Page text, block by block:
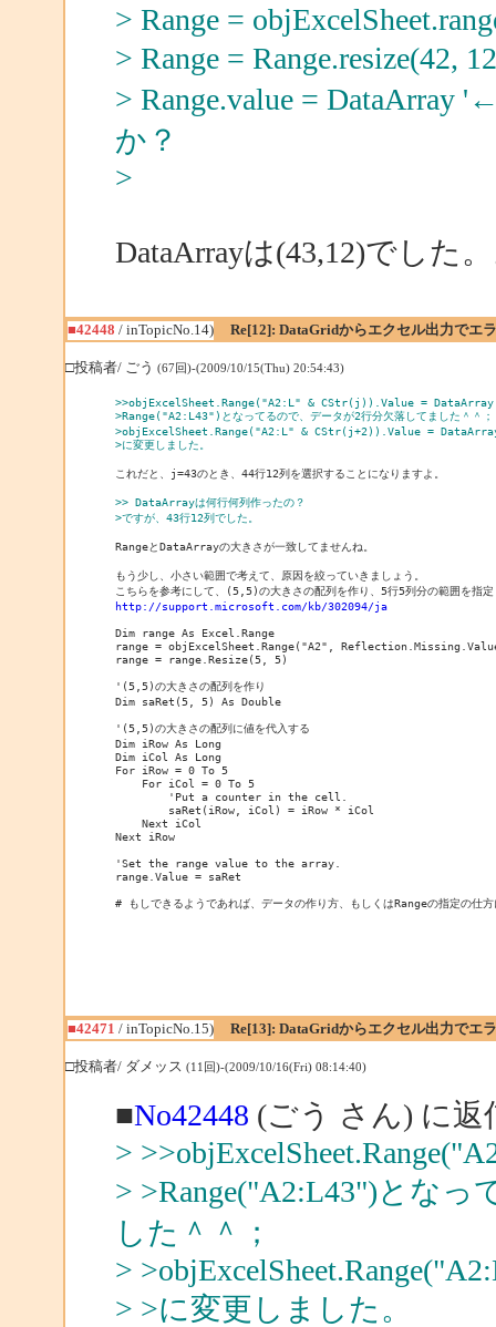
> Range =
> Range = Range.resize(42,
> Range.value = DataArray
か？
>
DataArrayは(43,12)でした
■42448 / inTopicNo.14) Re[12]: DataGridからエクセル出力でエ
□投稿者/ ごう (67回)-(2009/10/15(Thu) 20:54:43)
>>objExcelSheet.Range("A2:L" & CStr(j)).Value = DataArray
>Range("A2:L43")となってるので、データが2行分欠落してました＾＾；
>objExcelSheet.Range("A2:L" & CStr(j+2)).Value =
>に変更しました。
これだと、j=43のとき、44行12列を選択することになりますよ。
>> DataArrayは何行何列作ったの？
>ですが、43行12列でした。
RangeとDataArrayの大きさが一致してませんね。
もう少し、小さい範囲で考えて、原因を絞っていきましょう。
http://support.microsoft.com/kb/302094/ja
Dim range As Excel.Range
range = objExcelSheet.Range("A2",
range = range.Resize(5, 5)
'(5,5)の大きさの配列を作り
Dim saRet(5, 5) As Double
'(5,5)の大きさの配列に値を代入する
Dim iRow As Long
Dim iCol As Long
For iRow = 0 To 5
    For iCol = 0 To 5
        'Put a counter in the cell.
        saRet(iRow, iCol) = iRow * iCol
    Next iCol
Next iRow
'Set the range value to the array.
range.Value = saRet
# もしできるようであれば、データの作り方、もしくはRangeの指定の仕
■42471 / inTopicNo.15) Re[13]: DataGridからエクセル出力でエ
□投稿者/ ダメッス (11回)-(2009/10/16(Fri) 08:14:40)
■No42448 (ごう さん) に返
>
> >Range("A2:L43")とな
した＾＾；
>
> >に変更しました。